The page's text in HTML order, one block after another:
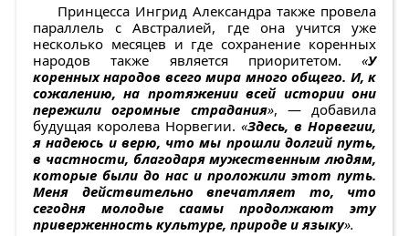
Принцесса Ингрид Александра также провела
параллель с Австралией, где она учится уже
несколько месяцев и где сохранение коренных
народов также является приоритетом. «У
коренных народов всего мира много общего. И, к
сожалению, на протяжении всей истории они
пережили огромные страдания», — добавила
будущая королева Норвегии. «Здесь, в Норвегии,
я надеюсь и верю, что мы прошли долгий путь,
в частности, благодаря мужественным людям,
которые были до нас и проложили этот путь.
Меня действительно впечатляет то, что
сегодня молодые саамы продолжают эту
приверженность культуре, природе и языку».